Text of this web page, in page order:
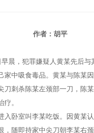
作者：胡平
晨，犯罪嫌疑人黄某先后与
家中吸食毒品。黄某与陈某
刀刺杀陈某左颈部一刀，陈
。
入卧室叫李某吃饭。因黄某
，随即持家中尖刀朝李某右